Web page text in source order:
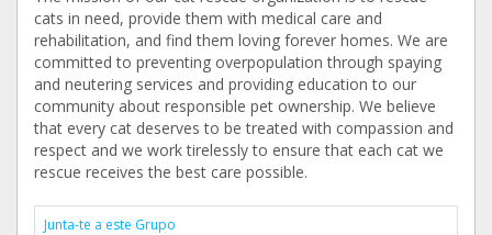
cats in need, provide them with medical care and
rehabilitation, and find them loving forever homes. We are
committed to preventing overpopulation through spaying
and neutering services and providing education to our
community about responsible pet ownership. We believe
that every cat deserves to be treated with compassion and
respect and we work tirelessly to ensure that each cat we
rescue receives the best care possible.
Junta-te a este Grupo